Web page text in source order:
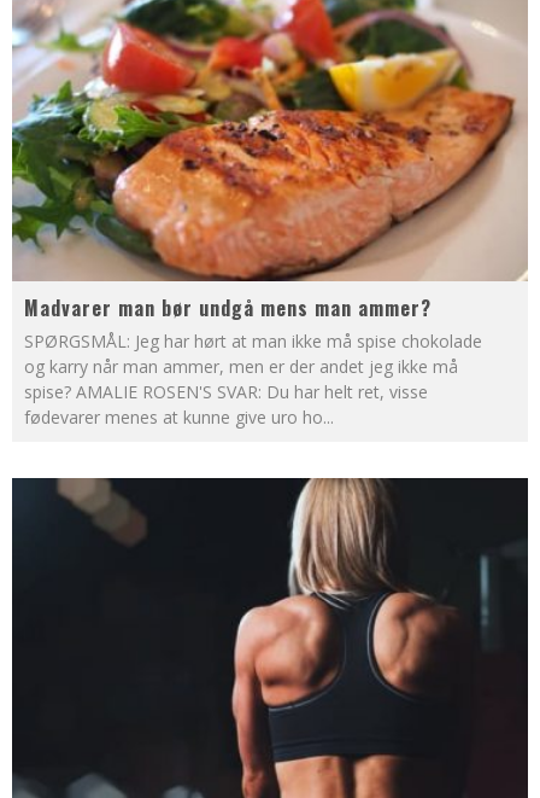
Madvarer man bør undgå mens man ammer?
SPØRGSMÅL: Jeg har hørt at man ikke må spise chokolade
og karry når man ammer, men er der andet jeg ikke må
spise? AMALIE ROSEN'S SVAR: Du har helt ret, visse
fødevarer menes at kunne give uro ho...